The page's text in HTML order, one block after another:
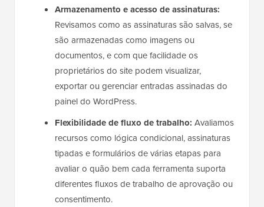
Armazenamento e acesso de assinaturas:
Revisamos como as assinaturas são salvas, se
são armazenadas como imagens ou
documentos, e com que facilidade os
proprietários do site podem visualizar,
exportar ou gerenciar entradas assinadas do
painel do WordPress.
Flexibilidade de fluxo de trabalho: Avaliamos
recursos como lógica condicional, assinaturas
tipadas e formulários de várias etapas para
avaliar o quão bem cada ferramenta suporta
diferentes fluxos de trabalho de aprovação ou
consentimento.